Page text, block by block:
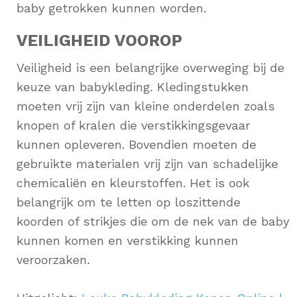
baby getrokken kunnen worden.
VEILIGHEID VOOROP
Veiligheid is een belangrijke overweging bij de
keuze van babykleding. Kledingstukken
moeten vrij zijn van kleine onderdelen zoals
knopen of kralen die verstikkingsgevaar
kunnen opleveren. Bovendien moeten de
gebruikte materialen vrij zijn van schadelijke
chemicaliën en kleurstoffen. Het is ook
belangrijk om te letten op loszittende
koorden of strikjes die om de nek van de baby
kunnen komen en verstikking kunnen
veroorzaken.